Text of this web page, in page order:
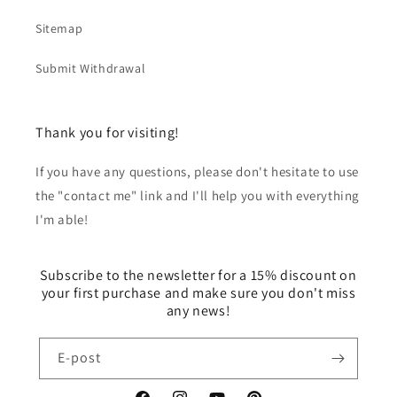
Sitemap
Submit Withdrawal
Thank you for visiting!
If you have any questions, please don't hesitate to use
the "contact me" link and I'll help you with everything
I'm able!
Subscribe to the newsletter for a 15% discount on
your first purchase and make sure you don't miss
any news!
E-post